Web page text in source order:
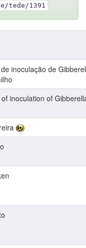
tede/1391
inoculação de
inoculation of